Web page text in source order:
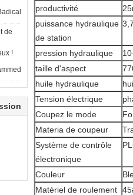
de
!
productivité
puissance hydraulique
de station
pression hydraulique
taille d'aspect
huile hydraulique
Tension électrique
Coupez le mode
Materia de coupeur
Système de contrôle
électronique
Couleur
Matériel de roulement